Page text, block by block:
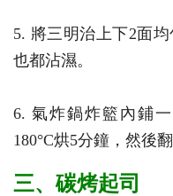
5. 將三明治上下2面
也都沾濕。
6. 氣炸鍋炸籃內鋪
180°C烘5分鐘，然後
三、碳烤起司